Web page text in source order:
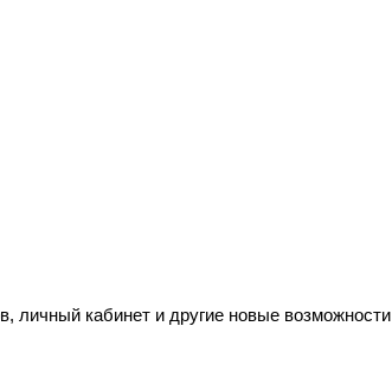
личный кабинет и другие новые возможности